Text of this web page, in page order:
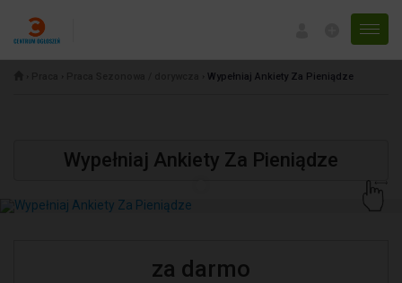
Menu
Wypełniaj Ankiety Za Pieniądze
Wypełniaj Ankiety Za Pieniądze
za darmo